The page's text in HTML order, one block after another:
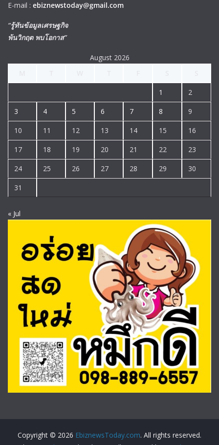
E-mail : ebiznewstoday@gmail.com
“รู้ทันข้อมูลเศรษฐกิจ
พ้นวิกฤต พบโอกาส”
August 2026
1 2
3 4 5 6 7 8 9
10 11 12 13 14 15 16
17 18 19 20 21 22 23
24 25 26 27 28 29 30
31
« Jul
Copyright © 2026 EbiznewsToday.com. All rights reserved.